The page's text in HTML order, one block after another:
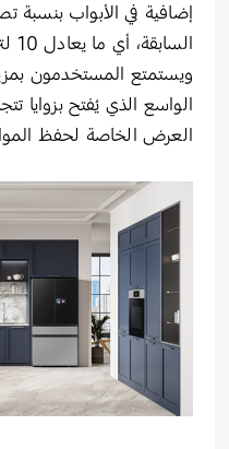
السابقة، أي ما يعادل 10 لترات
ويستمتع المستخدمون
العرض الخاصة لحفظ